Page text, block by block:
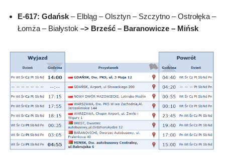
E-617: Gdańsk – Elbląg – Olsztyn – Szczytno – Ostrołęka –
Łomża – Białystok –> Brześć – Baranowicze – Mińsk